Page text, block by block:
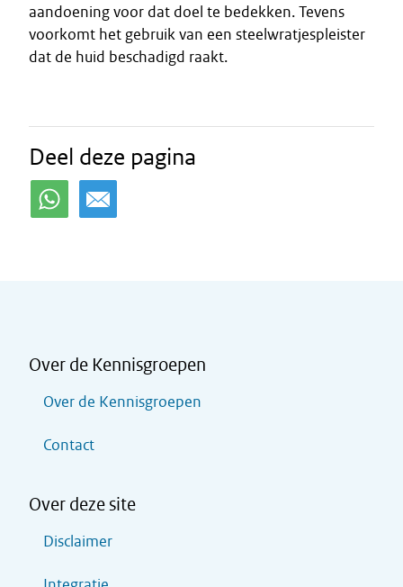
aandoening voor dat doel te bedekken. Tevens
voorkomt het gebruik van een steelwratjespleister
dat de huid beschadigd raakt.
Deel deze pagina
Over de Kennisgroepen
Over de Kennisgroepen
Contact
Over deze site
Disclaimer